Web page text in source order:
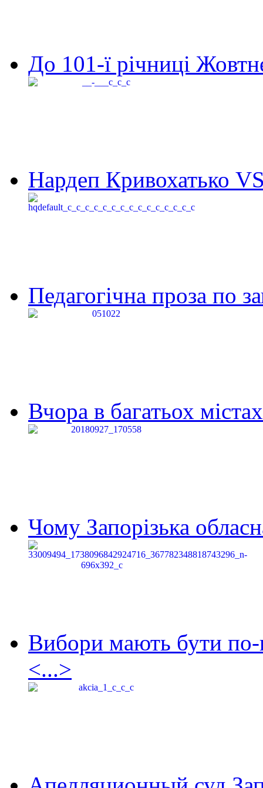
До 101-ї річниці
Нардеп Кривохатько
Педагогічна проза по
Вчора в багатьох
Чому Запорізька
Вибори мають бути по-
<...>